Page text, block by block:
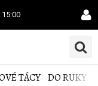
15:00
TÁCY DO RUKY